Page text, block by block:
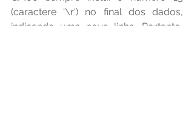
(caractere '\r') no final dos dados,
indicando uma nova linha. Portanto,